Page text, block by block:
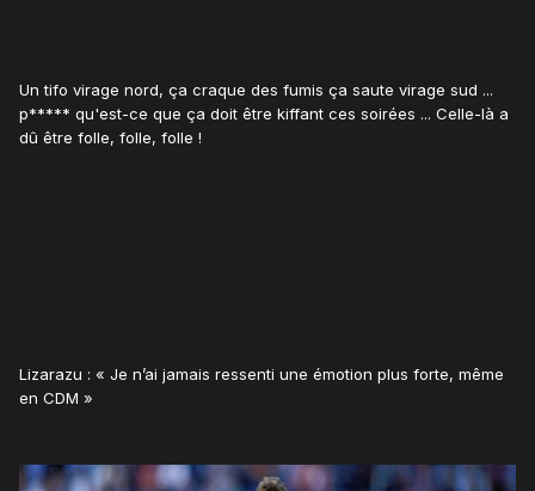
Un tifo virage nord, ça craque des fumis ça saute virage sud ...
p***** qu'est-ce que ça doit être kiffant ces soirées ... Celle-là a
dû être folle, folle, folle !
Lizarazu : « Je n’ai jamais ressenti une émotion plus forte, même
en CDM »